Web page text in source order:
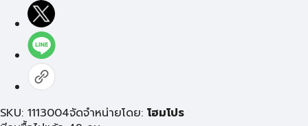
SKU: 1113004จัดจำหน่ายโดย: โฮมโปร